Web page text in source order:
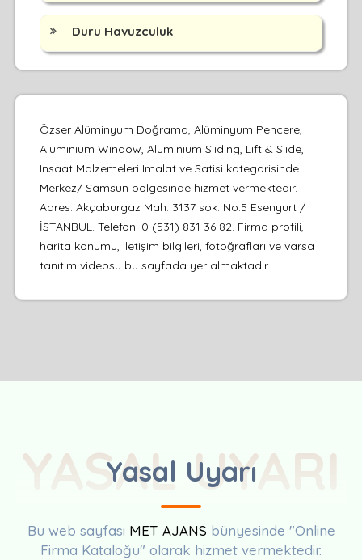
Duru Havuzculuk
Özser Alüminyum Doğrama, Alüminyum Pencere,
Aluminium Window, Aluminium Sliding, Lift & Slide,
Insaat Malzemeleri Imalat ve Satisi kategorisinde
Merkez/ Samsun bölgesinde hizmet vermektedir.
Adres: Akçaburgaz Mah. 3137 sok. No:5 Esenyurt /
İSTANBUL. Telefon: 0 (531) 831 36 82. Firma profili,
harita konumu, iletişim bilgileri, fotoğrafları ve varsa
tanıtım videosu bu sayfada yer almaktadır.
Yasal Uyarı
YASAL UYARI
Bu web sayfası MET AJANS bünyesinde "Online
Firma Kataloğu" olarak hizmet vermektedir.